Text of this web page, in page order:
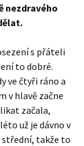
nezdravého
s přáteli
to dobré.
ve čtyři ráno a
v hlavě začne
začala,
už je dávno v
střední, takže to